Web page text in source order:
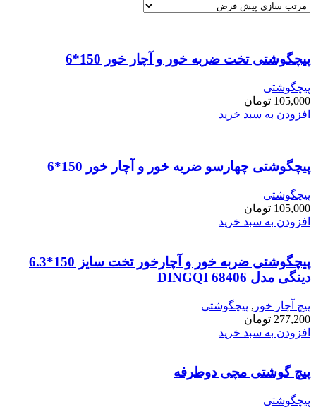
پیچگوشتی تخت ضربه خور و آچار خور 150*6
پیچگوشتی
105,000 تومان
افزودن به سبد خرید
پیچگوشتی چهارسو ضربه خور و آچار خور 150*6
پیچگوشتی
105,000 تومان
افزودن به سبد خرید
پیچگوشتی ضربه خور و آچارخور تخت سایز 150*6.3
دینگی مدل 68406 DINGQI
پیچ آچار خور , پیچگوشتی
277,200 تومان
افزودن به سبد خرید
پیچ گوشتی مچی دوطرفه
پیچگوشتی